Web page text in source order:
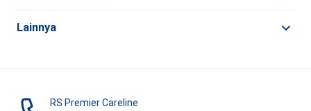
Lainnya
RS Premier Careline